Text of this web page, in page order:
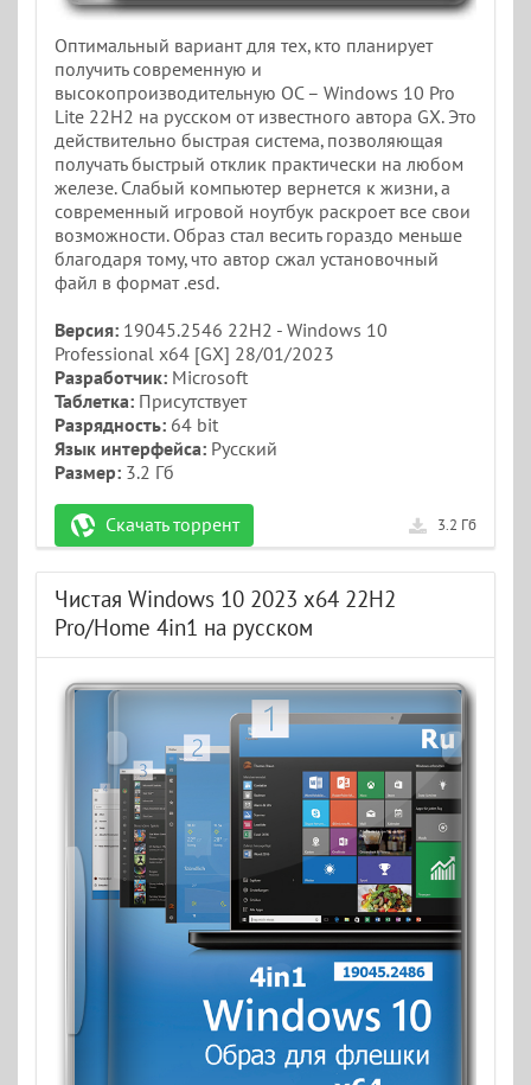
Оптимальный вариант для тех, кто планирует
получить современную и
высокопроизводительную ОС – Windows 10 Pro
Lite 22H2 на русском от известного автора GX. Это
действительно быстрая система, позволяющая
получать быстрый отклик практически на любом
железе. Слабый компьютер вернется к жизни, а
современный игровой ноутбук раскроет все свои
возможности. Образ стал весить гораздо меньше
благодаря тому, что автор сжал установочный
файл в формат .esd.
Версия: 19045.2546 22H2 - Windows 10
Professional x64 [GX] 28/01/2023
Разработчик: Microsoft
Таблетка: Присутствует
Разрядность: 64 bit
Язык интерфейса: Русский
Размер: 3.2 Гб
Скачать торрент 3.2 Гб
Чистая Windows 10 2023 x64 22H2
Pro/Home 4in1 на русском